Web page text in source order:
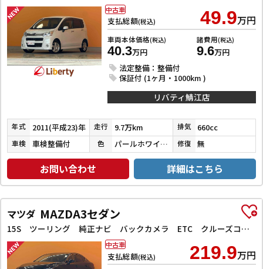
支払総額(税込) 49.9万円
車両本体価格(税込)
40.3万円
諸費用(税込)
9.6万円
法定整備：整備付
保証付 (1ヶ月・1000km )
中古車
リバティ鯖江店
年式 2011(平成23)年 走行 9.7万km 排気 660cc
車検 車検整備付 色 パールホワイトⅢ 修復 無
お問い合わせ 詳細はこちら
マツダ MAZDA3セダン
15S ツーリング 純正ナビ バックカメラ ETC クルーズコントロール 衝突被害軽減ブレーキ 純正アルミホイール 電動リアゲート スマートキー 電動格納ドアミラー ステアリングリモコン アイドリングストップ
支払総額(税込) 219.9万円
中古車